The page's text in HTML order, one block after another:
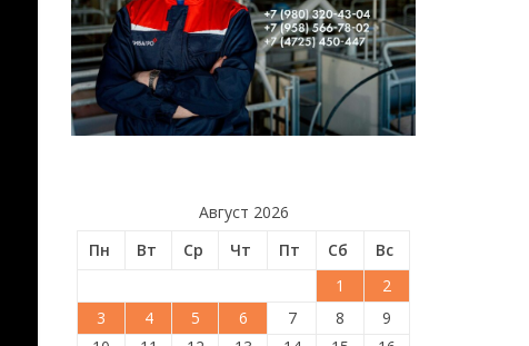
Август 2026
Пн
Вт Ср Чт Пт Сб
Вс
1
2
3
4 5 6 7 8
9